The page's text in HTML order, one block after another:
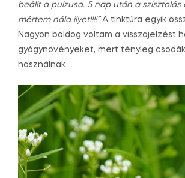
beállt a pulzusa. 5 nap után a
mértem nála ilyet!!!!”A tinktúra egyik
Nagyon boldog voltam a visszajelzést
gyógynövényeket, mert tényleg
használnak….